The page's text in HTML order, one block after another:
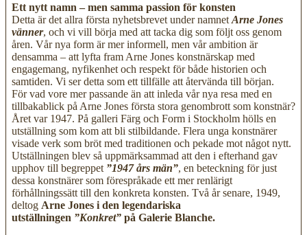
Ett nytt namn – men samma passion för konsten
Detta är det allra första nyhetsbrevet under namnet Arne Jones
vänner, och vi vill börja med att tacka dig som följt oss genom
åren. Vår nya form är mer informell, men vår ambition är
densamma – att lyfta fram Arne Jones konstnärskap med
engagemang, nyfikenhet och respekt för både historien och
samtiden. Vi ser detta som ett tillfälle att återvända till början.
För vad vore mer passande än att inleda vår nya resa med en
tillbakablick på Arne Jones första stora genombrott som konstnär?
Året var 1947. På galleri Färg och Form i Stockholm hölls en
utställning som kom att bli stilbildande. Flera unga konstnärer
visade verk som bröt med traditionen och pekade mot något nytt.
Utställningen blev så uppmärksammad att den i efterhand gav
upphov till begreppet ”1947 års män”, en beteckning för just
dessa konstnärer som förespråkade ett mer renlärigt
förhållningssätt till den konkreta konsten. Två år senare, 1949,
deltog Arne Jones i den legendariska
utställningen ”Konkret” på Galerie Blanche.